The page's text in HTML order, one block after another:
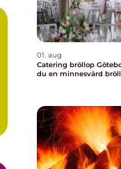
01. aug
Catering bröllop
du en minnesvärd